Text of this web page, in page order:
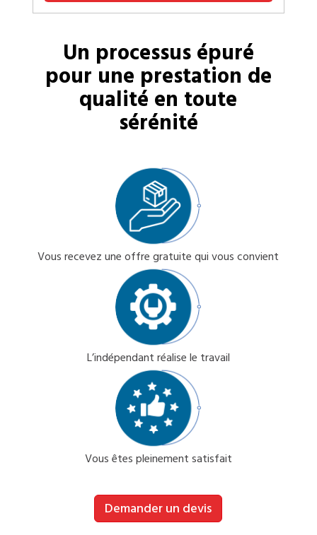
Un processus épuré
pour une prestation de
qualité en toute
sérénité
Vous recevez une offre gratuite qui vous convient
L’indépendant réalise le travail
Vous êtes pleinement satisfait
Demander un devis